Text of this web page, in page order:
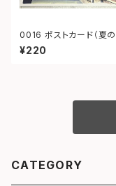
0016 ポストカード（夏の江ノ
電）
¥220
CATEGORY